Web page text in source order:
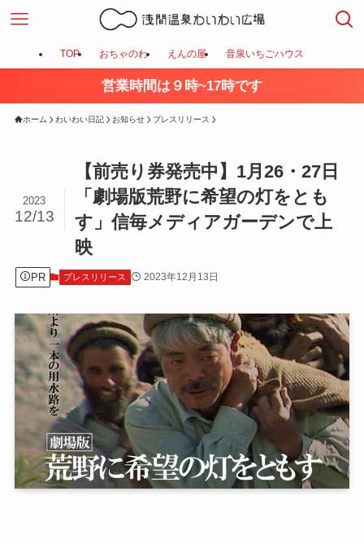
TOP おちゃのわ えんの屋 音泉いちごハウス
営業時間は９時~17時です
ホーム わいわい日記 お知らせ プレスリリース
【前売り券発売中】1月26・27日
「劇場版荒野に希望の灯をとも
す」信毎メディアガーデンで上
映
2023
12/13
PR プレスリリース 2023年12月13日